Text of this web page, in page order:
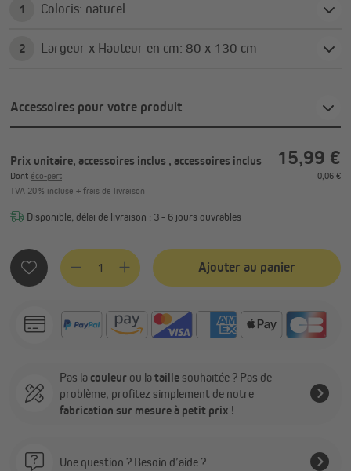
1 Coloris: naturel
2 Largeur x Hauteur en cm: 80 x 130 cm
Accessoires pour votre produit
Prix unitaire, accessoires inclus , accessoires inclus 15,99 €
Dont éco-part
0,06 €
TVA 20 % incluse + frais de livraison
Disponible, délai de livraison : 3 - 6 jours ouvrables
Quantité de produit : Entrez la quantité souhaitée ou
Ajouter au panier
Pas la couleur ou lataille souhaitée ? Pas de
problème, profitez simplement de notre
fabrication sur mesure à petit prix !
Une question ? Besoin d’aide ?